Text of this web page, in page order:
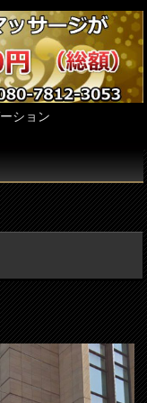
ション